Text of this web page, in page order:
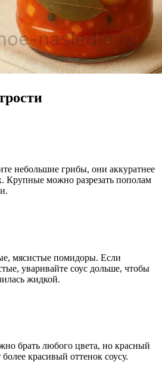
небольшие грибы, они аккуратнее
Крупные можно разрезать пополам
мясистые помидоры. Если
уваривайте соус дольше, чтобы
жидкой.
брать любого цвета, но красный
красивый оттенок соусу.